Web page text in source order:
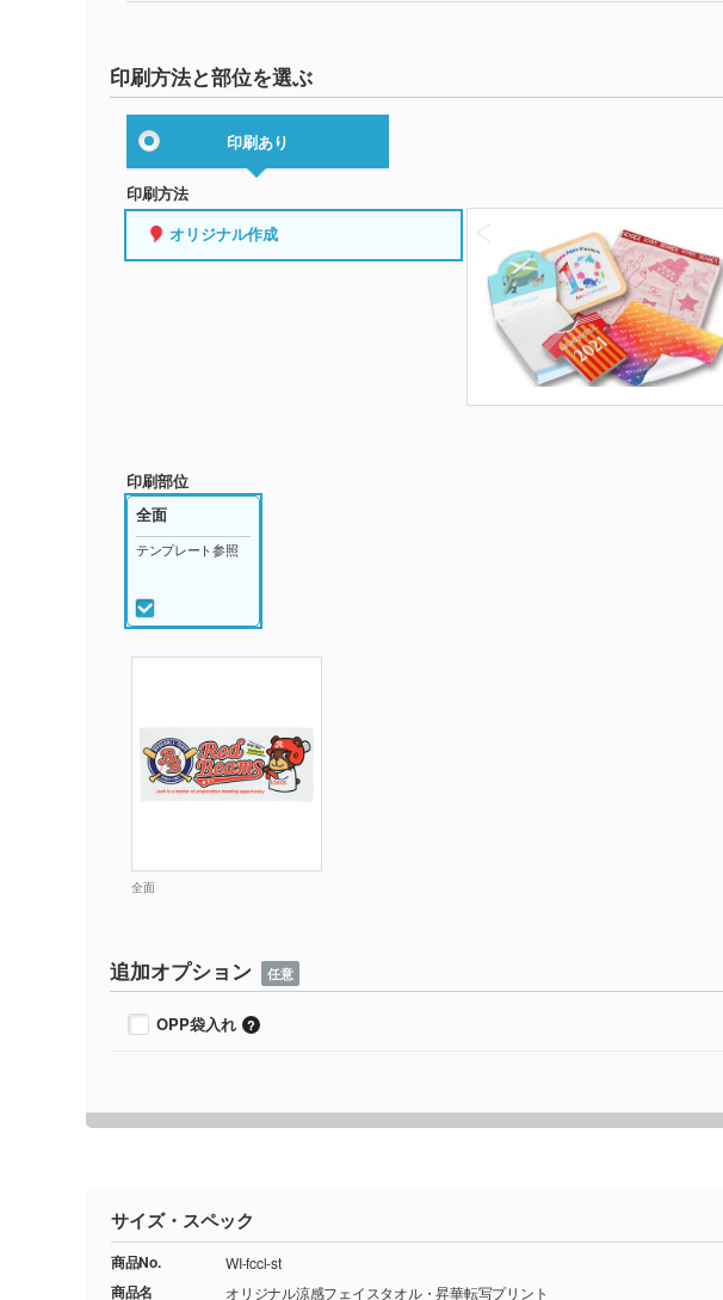
印刷方法と部位を選ぶ
印刷あり
印刷方法
オリジナル作成
印刷部位
全面
テンプレート参照
全面
追加オプション 任意
OPP袋入れ
サイズ・スペック
商品No. WI-fccl-st
商品名 オリジナル涼感フェイスタオル・昇華転写プリント